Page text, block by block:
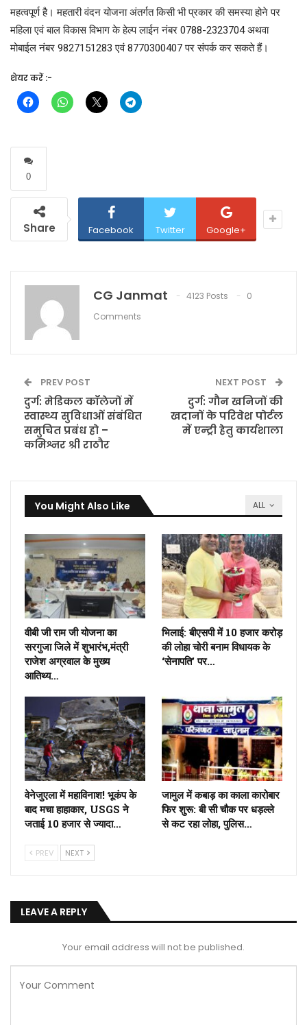
महत्वपूर्ण है। महतारी वंदन योजना अंतर्गत किसी भी प्रकार की समस्या होने पर
महिला एवं बाल विकास विभाग के हेल्प लाईन नंबर 0788-2323704 अथवा
मोबाईल नंबर 9827151283 एवं 8770300407 पर संपर्क कर सकते हैं।
शेयर करें :-
0
Share Facebook Twitter Google+
CG Janmat 4123 Posts
0
Comments
PREV POST
दुर्ग: मेडिकल कॉलेजों में
स्वास्थ्य सुविधाओं संबंधित
समुचित प्रबंध हो –
कमिश्नर श्री राठौर
NEXT POST
दुर्ग: गौन खनिजों की
खदानों के परिवेश पोर्टल
में एन्ट्री हेतु कार्यशाला
ALL
You Might Also Like
वीबी जी राम जी योजना का
सरगुजा जिले में शुभारंभ,मंत्री
राजेश अग्रवाल के मुख्य
आतिथ्य…
भिलाई: बीएसपी में 10 हजार करोड़
की लोहा चोरी बनाम विधायक के
‘सेनापति’ पर…
वेनेजुएला में महाविनाश! भूकंप के
बाद मचा हाहाकार, USGS ने
जताई 10 हजार से ज्यादा…
जामुल में कबाड़ का काला कारोबार
फिर शुरू: बी सी चौक पर धड़ल्ले
से कट रहा लोहा, पुलिस…
PREV NEXT
LEAVE A REPLY
Your email address will not be published.